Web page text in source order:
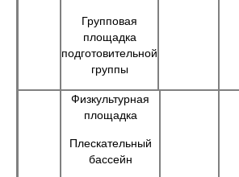
Групповая
площадка
подготовительной
группы
Физкультурная
площадка
Плескательный
бассейн